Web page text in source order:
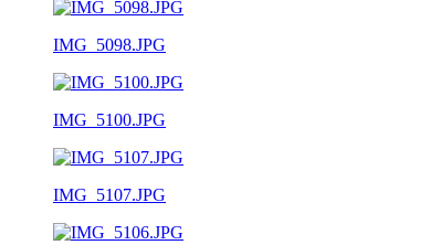
IMG_5098.JPG
IMG_5100.JPG
IMG_5107.JPG